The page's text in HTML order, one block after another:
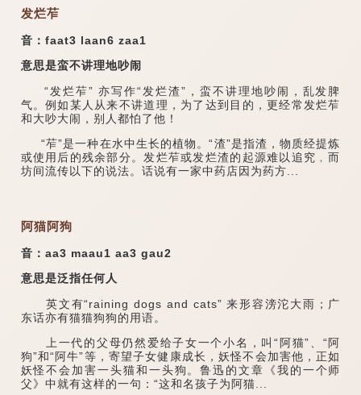
发烂苲
音：faat3 laan6 zaa1
意思是蛮不讲理地吵闹
“发烂苲” 亦写作“发烂渣”，蛮不讲理地吵闹，乱发脾
气。例如某人从来不讲道理，为了达到目的，更经常发烂苲
和大吵大闹，别人都怕了他！
“苲”是一种在水中生长的植物。“渣”是指渣，物质经提炼
或使用后的残余部分。发烂苲或发烂渣的起源难以追究﹐而
坊间流传以下的说法。话说有一家中药店因为药方...
阿猫阿狗
音：aa3 maau1 aa3 gau2
意思是泛指任何人
英文有“raining dogs and cats” 来形容滂沱大雨；广
东话亦有猫猫狗狗的用语。
上一代的父母仍然爱给子女一个小名，叫“阿猫”、“阿
狗”和“阿牛”等，寄望子女健康成长，妖怪不会加害他，正如
妖怪不会加害一头猫和一头狗。鲁迅的文章《我的一个师
父》中就有这样的一句：“这和名孩子为阿猫...